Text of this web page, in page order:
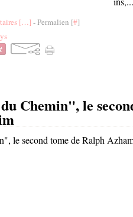
[…] - Permalien [#]
Chemin", le